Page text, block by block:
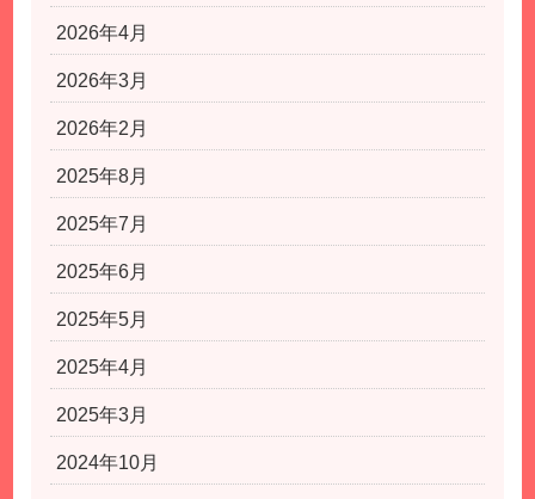
2026年4月
2026年3月
2026年2月
2025年8月
2025年7月
2025年6月
2025年5月
2025年4月
2025年3月
2024年10月